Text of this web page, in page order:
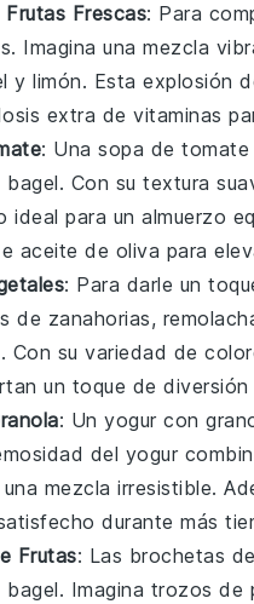
Frutas Frescas: Para
. Imagina una mezcla
y limón. Esta explosión
extra de vitaminas
: Una sopa de tomate
. Con su textura
ideal para un almuerzo
aceite de oliva para
: Para darle un
de zanahorias,
Con su variedad de
un toque de
: Un yogur con
del yogur
mezcla irresistible.
durante más
Frutas: Las brochetas
. Imagina trozos de